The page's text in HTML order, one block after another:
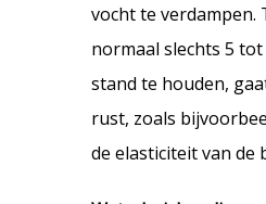
vocht te
normaal slechts 5
stand te houden,
rust, zoals
de elasticiteit van de